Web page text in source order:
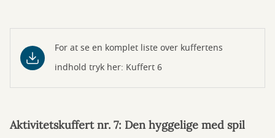
For at se en komplet liste over kuffertens
indhold tryk her: Kuffert 6
Aktivitetskuffert nr. 7: Den hyggelige med spil